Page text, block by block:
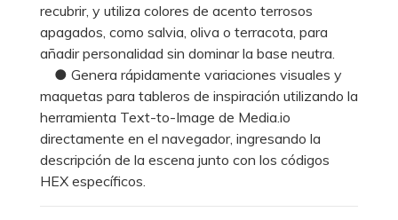
recubrir, y utiliza colores de acento terrosos
apagados, como salvia, oliva o terracota, para
añadir personalidad sin dominar la base neutra.
● Genera rápidamente variaciones visuales y
maquetas para tableros de inspiración utilizando la
herramienta Text-to-Image de Media.io
directamente en el navegador, ingresando la
descripción de la escena junto con los códigos
HEX específicos.